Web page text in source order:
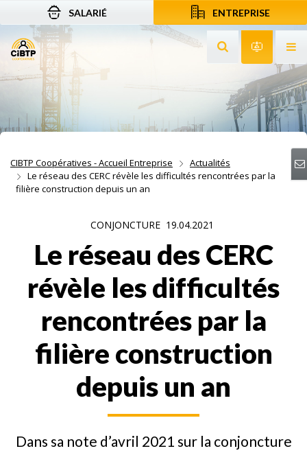
Aller au contenu
Aller à la recherche
Aller à la navigation
SALARIÉ ENTREPRISE
Rechercher sur
CIBTP Coopératives - Accueil Entreprise
Actualités
Le réseau des CERC révèle les difficultés rencontrées par la
filière construction depuis un an
CONJONCTURE 19.04.2021
Le réseau des CERC
révèle les difficultés
rencontrées par la
filière construction
depuis un an
Dans sa note d’avril 2021 sur la conjoncture